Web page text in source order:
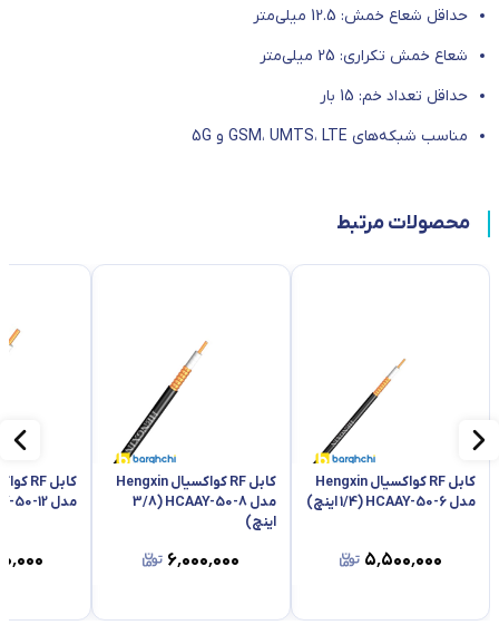
حداقل شعاع خمش: 12.5 میلی‌متر
شعاع خمش تکراری: 25 میلی‌متر
حداقل تعداد خم: 15 بار
مناسب شبکه‌های
GSM، UMTS، LTE و 5 G
محصولات مرتبط
کابل RF کواکسیال Hengxin
مدل HCAAY-50-6 (1/4 اینچ)
۵٬۵۰۰٬۰۰۰
کابل RF کواکسیال Hengxin
مدل HCAAY-50-8 (3/8
اینچ)
۶٬۰۰۰٬۰۰۰
مدل HCAAY-50-12 (1/2 اینچ)